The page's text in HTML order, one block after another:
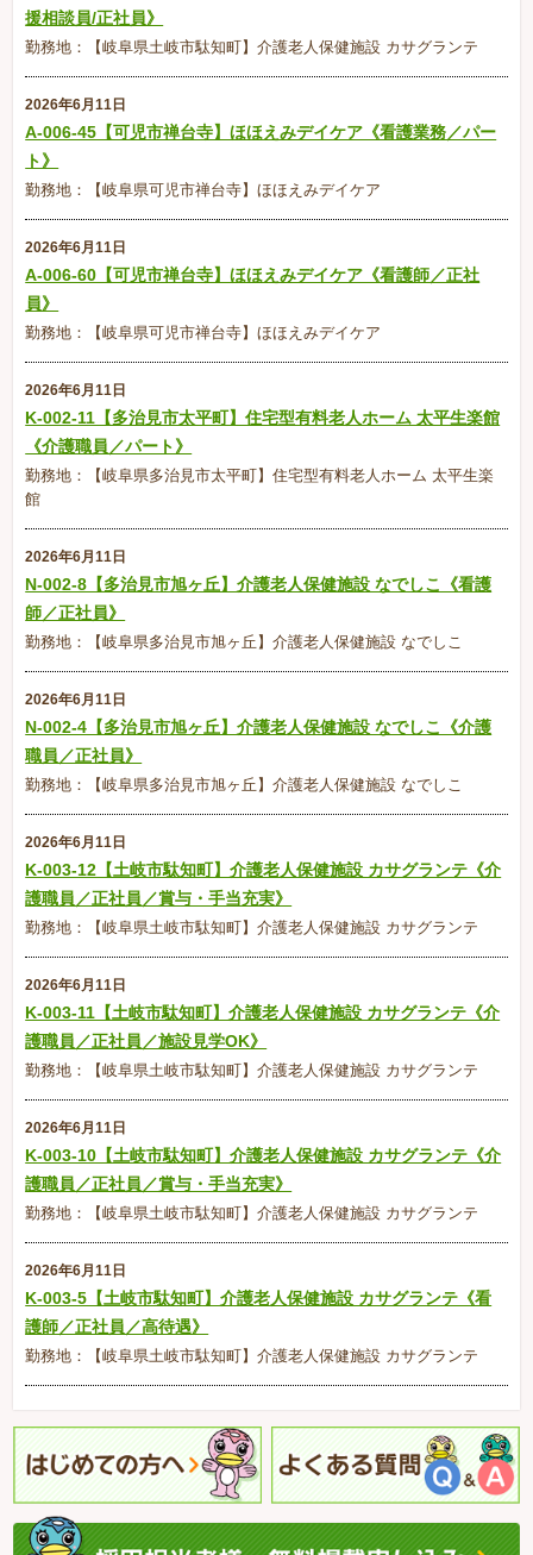
援相談員/正社員》
勤務地：【岐阜県土岐市駄知町】介護老人保健施設 カサグランテ
2026年6月11日
A-006-45【可児市禅台寺】ほほえみデイケア《看護業務／パー
ト》
勤務地：【岐阜県可児市禅台寺】ほほえみデイケア
2026年6月11日
A-006-60【可児市禅台寺】ほほえみデイケア《看護師／正社
員》
勤務地：【岐阜県可児市禅台寺】ほほえみデイケア
2026年6月11日
K-002-11【多治見市太平町】住宅型有料老人ホーム 太平生楽館
《介護職員／パート》
勤務地：【岐阜県多治見市太平町】住宅型有料老人ホーム 太平生楽
館
2026年6月11日
N-002-8【多治見市旭ヶ丘】介護老人保健施設 なでしこ《看護
師／正社員》
勤務地：【岐阜県多治見市旭ヶ丘】介護老人保健施設 なでしこ
2026年6月11日
N-002-4【多治見市旭ヶ丘】介護老人保健施設 なでしこ《介護
職員／正社員》
勤務地：【岐阜県多治見市旭ヶ丘】介護老人保健施設 なでしこ
2026年6月11日
K-003-12【土岐市駄知町】介護老人保健施設 カサグランテ《介
護職員／正社員／賞与・手当充実》
勤務地：【岐阜県土岐市駄知町】介護老人保健施設 カサグランテ
2026年6月11日
K-003-11【土岐市駄知町】介護老人保健施設 カサグランテ《介
護職員／正社員／施設見学OK》
勤務地：【岐阜県土岐市駄知町】介護老人保健施設 カサグランテ
2026年6月11日
K-003-10【土岐市駄知町】介護老人保健施設 カサグランテ《介
護職員／正社員／賞与・手当充実》
勤務地：【岐阜県土岐市駄知町】介護老人保健施設 カサグランテ
2026年6月11日
K-003-5【土岐市駄知町】介護老人保健施設 カサグランテ《看
護師／正社員／高待遇》
勤務地：【岐阜県土岐市駄知町】介護老人保健施設 カサグランテ